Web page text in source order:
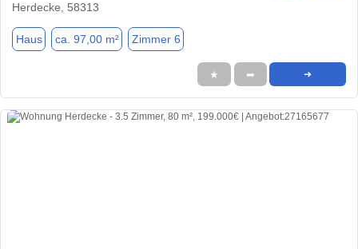
Herdecke, 58313
Haus ca. 97,00 m² Zimmer 6
★ ➦ ➜